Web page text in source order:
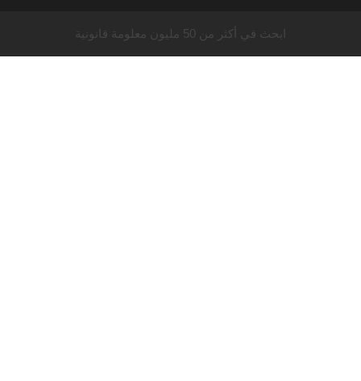
ابحث في أكثر من 50 مليون معلومة قانونية